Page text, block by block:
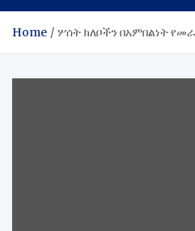
Home ሦሰት ክለቦችን በአምበልነት